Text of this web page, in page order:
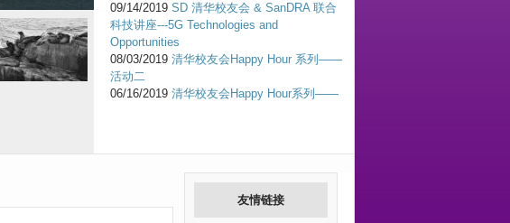
09/14/2019 SD 清华校友会 & SanDRA 联合
科技讲座---5G Technologies and
Opportunities
08/03/2019 清华校友会Happy Hour 系列——
活动二
06/16/2019 清华校友会Happy Hour系列——
圣地亚哥清华校友会问卷
友情链接